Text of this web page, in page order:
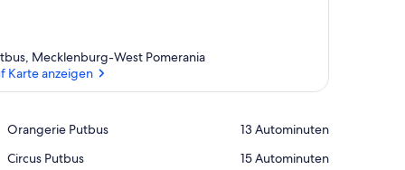
Mecklenburg-West Pomerania
Karte anzeigen
Orangerie Putbus
Place,
Putbus
‪13 Autominuten‬
Circus Putbus
Place,
‪15 Autominuten‬